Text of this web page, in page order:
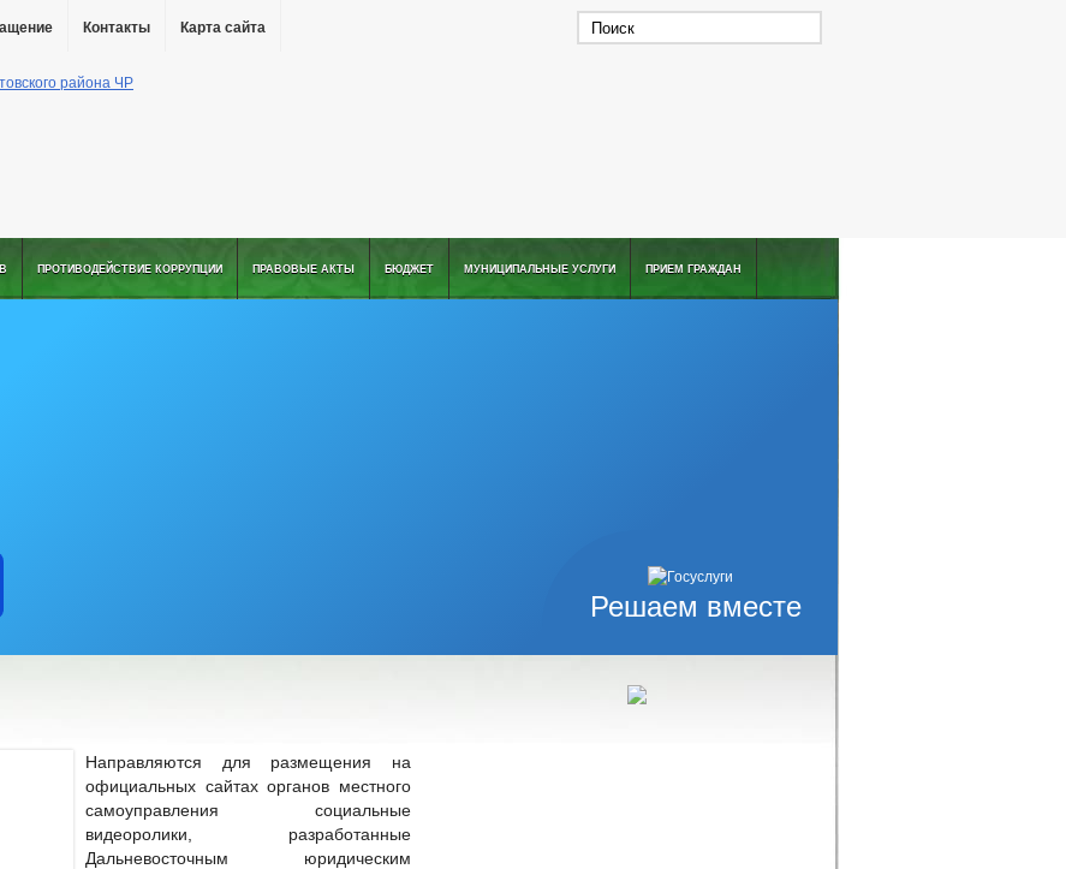
Контакты Карта сайта
ПРОТИВОДЕЙСТВИЕ КОРРУПЦИИ ПРАВОВЫЕ АКТЫ БЮДЖЕТ МУНИЦИПАЛЬНЫЕ УСЛУГИ ПРИЕМ ГРАЖДАН
Решаем вместе
Направляются для размещения на
официальных сайтах органов местного
самоуправления социальные
видеоролики, разработанные
Дальневосточным юридическим